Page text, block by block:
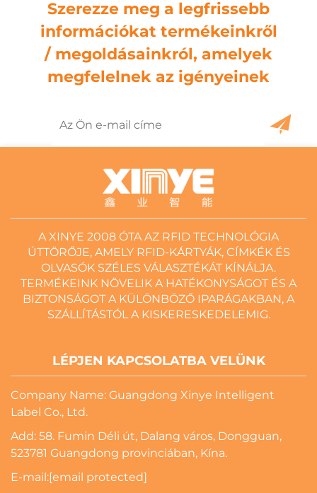
Szerezze meg a legfrissebb
információkat termékeinkről
/ megoldásainkról, amelyek
megfelelnek az igényeinek
A XINYE 2008 ÓTA AZ RFID TECHNOLÓGIA
ÚTTÖRŐJE, AMELY RFID-KÁRTYÁK, CÍMKÉK ÉS
OLVASÓK SZÉLES VÁLASZTÉKÁT KÍNÁLJA.
TERMÉKEINK NÖVELIK A HATÉKONYSÁGOT ÉS A
BIZTONSÁGOT A KÜLÖNBÖZŐ IPARÁGAKBAN, A
SZÁLLÍTÁSTÓL A KISKERESKEDELEMIG.
LÉPJEN KAPCSOLATBA VELÜNK
Company Name: Guangdong Xinye Intelligent
Label Co., Ltd.
Add: 58. Fumin Déli út, Dalang város, Dongguan,
523781 Guangdong provinciában, Kína.
E-mail:[email protected]